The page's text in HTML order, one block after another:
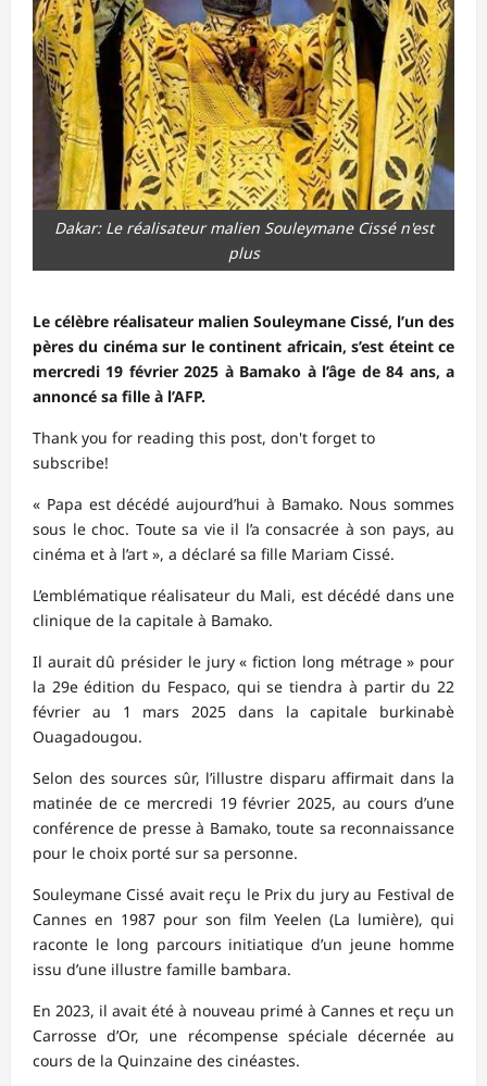
Dakar: Le réalisateur malien Souleymane Cissé n'est
plus
Le célèbre réalisateur malien Souleymane Cissé, l’un des
pères du cinéma sur le continent africain, s’est éteint ce
mercredi 19 février 2025 à Bamako à l’âge de 84 ans, a
annoncé sa fille à l’AFP.
Thank you for reading this post, don't forget to
subscribe!
« Papa est décédé aujourd’hui à Bamako. Nous sommes
sous le choc. Toute sa vie il l’a consacrée à son pays, au
cinéma et à l’art », a déclaré sa fille Mariam Cissé.
L’emblématique réalisateur du Mali, est décédé dans une
clinique de la capitale à Bamako.
Il aurait dû présider le jury « fiction long métrage » pour
la 29e édition du Fespaco, qui se tiendra à partir du 22
février au 1 mars 2025 dans la capitale burkinabè
Ouagadougou.
Selon des sources sûr, l’illustre disparu affirmait dans la
matinée de ce mercredi 19 février 2025, au cours d’une
conférence de presse à Bamako, toute sa reconnaissance
pour le choix porté sur sa personne.
Souleymane Cissé avait reçu le Prix du jury au Festival de
Cannes en 1987 pour son film Yeelen (La lumière), qui
raconte le long parcours initiatique d’un jeune homme
issu d’une illustre famille bambara.
En 2023, il avait été à nouveau primé à Cannes et reçu un
Carrosse d’Or, une récompense spéciale décernée au
cours de la Quinzaine des cinéastes.